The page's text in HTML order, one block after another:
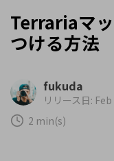
サポート
AIヒント
Filmoraのユーザー層
動画編集関連知識
サポート
購入する
Terrariaマ
つける方法
fukuda
リリース日:
2 min(s)